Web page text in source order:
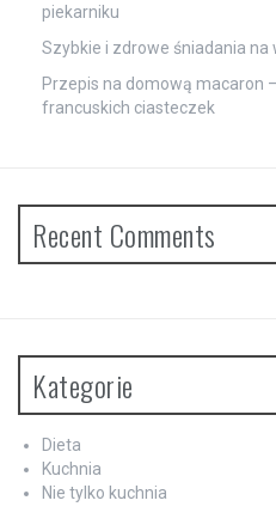
piekarniku
Szybkie i zdrowe śniadania
Przepis na domową macaron
francuskich ciasteczek
Recent Comments
Kategorie
Dieta
Kuchnia
Nie tylko kuchnia